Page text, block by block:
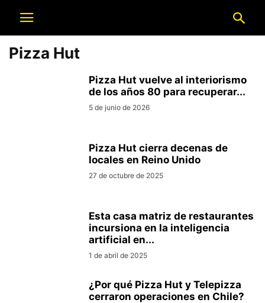
Pizza Hut
Pizza Hut vuelve al interiorismo
de los años 80 para recuperar...
5 de junio de 2026
Pizza Hut cierra decenas de
locales en Reino Unido
27 de octubre de 2025
Esta casa matriz de restaurantes
incursiona en la inteligencia
artificial en...
1 de abril de 2025
¿Por qué Pizza Hut y Telepizza
cerraron operaciones en Chile?